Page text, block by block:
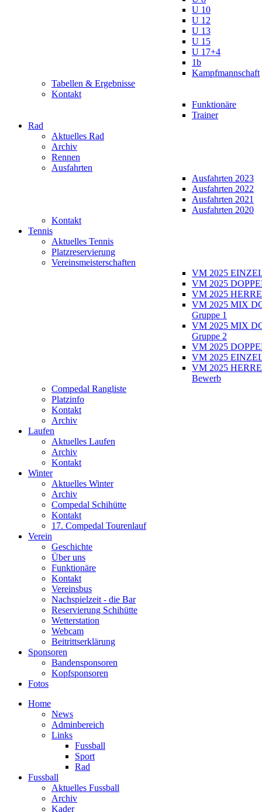
U 10
U 12
U 13
U 15
U 17+4
1b
Kampfmannschaft
Tabellen & Ergebnisse
Kontakt
Funktionäre
Trainer
Rad
Aktuelles Rad
Archiv
Rennen
Ausfahrten
Ausfahrten 2023
Ausfahrten 2022
Ausfahrten 2021
Ausfahrten 2020
Kontakt
Tennis
Aktuelles Tennis
Platzreservierung
Vereinsmeisterschaften
VM 2025
VM 2025
VM 2025
VM 2025 MIX
Gruppe 1
VM 2025 MIX
Gruppe 2
VM 2025
VM 2025
VM 2025
Bewerb
Compedal Rangliste
Platzinfo
Kontakt
Archiv
Laufen
Aktuelles Laufen
Archiv
Kontakt
Winter
Aktuelles Winter
Archiv
Compedal Schihütte
Kontakt
17. Compedal Tourenlauf
Verein
Geschichte
Über uns
Funktionäre
Kontakt
Vereinsbus
Nachspielzeit - die Bar
Reservierung Schihütte
Wetterstation
Webcam
Beitrittserklärung
Sponsoren
Bandensponsoren
Kopfsponsoren
Fotos
Home
News
Adminbereich
Links
Fussball
Sport
Rad
Fussball
Aktuelles Fussball
Archiv
Kader